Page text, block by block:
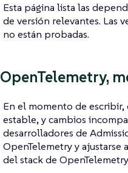
Esta página lista las
de versión relevantes. Las
no están probadas.
OpenTelemetry,
En el momento de escribir,
estable, y cambios
desarrolladores de
OpenTelemetry y
del stack de